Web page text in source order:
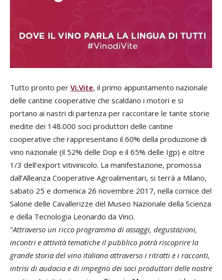
Tutto pronto per Vi.Vite, il primo appuntamento nazionale
delle cantine cooperative che scaldano i motori e si
portano ai nastri di partenza per raccontare le tante storie
inedite dei 148.000 soci produttori delle cantine
cooperative che rappresentano il 60% della produzione di
vino nazionale (il 52% delle Dop e il 65% delle Igp) e oltre
1/3 dell’export vitivinicolo. La manifestazione, promossa
dall’Alleanza Cooperative Agroalimentari, si terrà a Milano,
sabato 25 e domenica 26 novembre 2017, nella cornice del
Salone delle Cavallerizze del Museo Nazionale della Scienza
e della Tecnologia Leonardo da Vinci.
"Attraverso un ricco programma di assaggi, degustazioni,
incontri e attività tematiche il pubblico potrà riscoprire la
grande storia del vino italiano attraverso i ritratti e i racconti,
intrisi di audacia e di impegno dei soci produttori delle nostre